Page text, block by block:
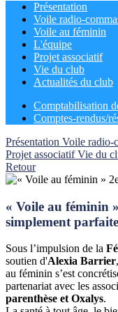
Présentation
Voile radio-
Voile au féminin
L'équipe
Projet associatif
Vie du club
Actualités du club
Comptabilisation
Comptes-rendus/
Présentation Voile radio-
Projet associatifVie du
Retour
« Voile au féminin
simplement
Sous l’impulsion de la
soutien d'Alexia Barrier
au féminin s’est
partenariat avec les
parenthèse et Oxalys.